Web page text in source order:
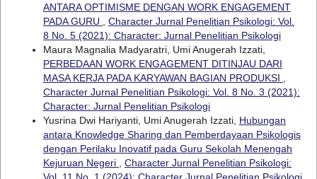
ANTARA OPTIMISME DENGAN WORK ENGAGEMENT
PADA GURU , Character Jurnal Penelitian Psikologi: Vol.
8 No. 5 (2021): Character: Jurnal Penelitian Psikologi
Maura Magnalia Madyaratri, Umi Anugerah Izzati,
PERBEDAAN WORK ENGAGEMENT DITINJAU DARI
MASA KERJA PADA KARYAWAN BAGIAN PRODUKSI ,
Character Jurnal Penelitian Psikologi: Vol. 8 No. 3 (2021):
Character: Jurnal Penelitian Psikologi
Yusrina Dwi Hariyanti, Umi Anugerah Izzati, Hubungan
antara Knowledge Sharing dan Pemberdayaan Psikologis
dengan Perilaku Inovatif pada Guru Sekolah Menengah
Kejuruan Negeri , Character Jurnal Penelitian Psikologi: